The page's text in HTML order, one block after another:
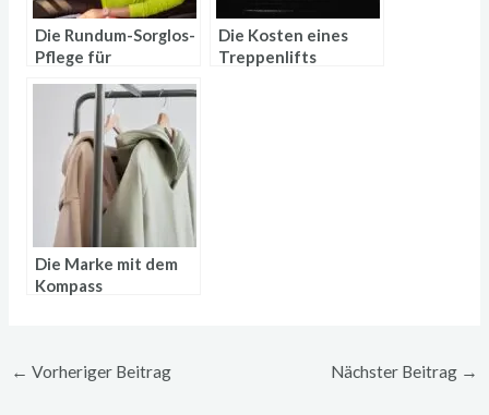
Die Rundum-Sorglos-
Pflege für
Regensburg und
Umgebung
Die Kosten eines
Treppenlifts
Die Marke mit dem
Kompass
← Vorheriger Beitrag Nächster Beitrag →